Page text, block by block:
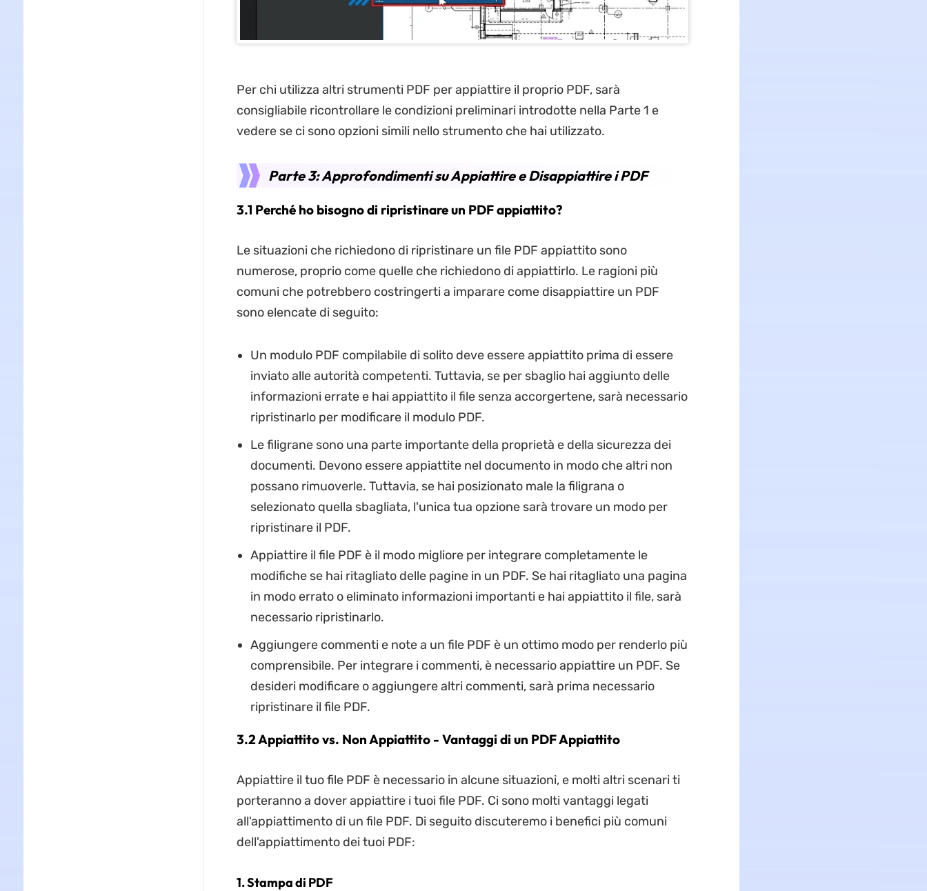
Per chi utilizza altri strumenti PDF per appiattire il proprio PDF, sarà
consigliabile ricontrollare le condizioni preliminari introdotte nella Parte 1 e
vedere se ci sono opzioni simili nello strumento che hai utilizzato.
Parte 3: Approfondimenti su Appiattire e Disappiattire i PDF
3.1 Perché ho bisogno di ripristinare un PDF appiattito?
Le situazioni che richiedono di ripristinare un file PDF appiattito sono
numerose, proprio come quelle che richiedono di appiattirlo. Le ragioni più
comuni che potrebbero costringerti a imparare come disappiattire un PDF
sono elencate di seguito:
Un modulo PDF compilabile di solito deve essere appiattito prima di essere
inviato alle autorità competenti. Tuttavia, se per sbaglio hai aggiunto delle
informazioni errate e hai appiattito il file senza accorgertene, sarà necessario
ripristinarlo per modificare il modulo PDF.
Le filigrane sono una parte importante della proprietà e della sicurezza dei
documenti. Devono essere appiattite nel documento in modo che altri non
possano rimuoverle. Tuttavia, se hai posizionato male la filigrana o
selezionato quella sbagliata, l'unica tua opzione sarà trovare un modo per
ripristinare il PDF.
Appiattire il file PDF è il modo migliore per integrare completamente le
modifiche se hai ritagliato delle pagine in un PDF. Se hai ritagliato una pagina
in modo errato o eliminato informazioni importanti e hai appiattito il file, sarà
necessario ripristinarlo.
Aggiungere commenti e note a un file PDF è un ottimo modo per renderlo più
comprensibile. Per integrare i commenti, è necessario appiattire un PDF. Se
desideri modificare o aggiungere altri commenti, sarà prima necessario
ripristinare il file PDF.
3.2 Appiattito vs. Non Appiattito - Vantaggi di un PDF Appiattito
Appiattire il tuo file PDF è necessario in alcune situazioni, e molti altri scenari ti
porteranno a dover appiattire i tuoi file PDF. Ci sono molti vantaggi legati
all'appiattimento di un file PDF. Di seguito discuteremo i benefici più comuni
dell'appiattimento dei tuoi PDF:
1. Stampa di PDF